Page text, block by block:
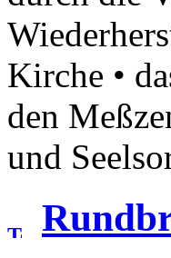
Kirche •
den
und